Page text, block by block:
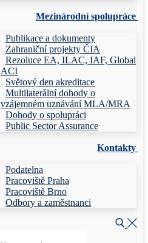
Mezinárodní spolupráce
Publikace a dokumenty
Zahraniční projekty ČIA
Rezoluce EA, ILAC, IAF, Global
ACI
Světový den akreditace
Multilaterální dohody o
vzájemném uznávání MLA/MRA
Dohody o spolupráci
Public Sector Assurance
Kontakty
Podatelna
Pracoviště Praha
Pracoviště Brno
Odbory a zaměstnanci